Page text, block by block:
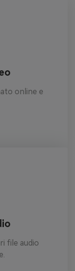
online e
file audio